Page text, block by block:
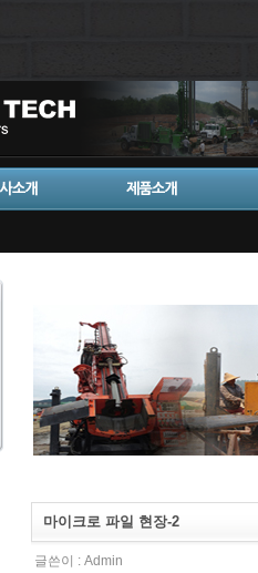
마이크로 파일 현장-2
글쓴이 : Admin